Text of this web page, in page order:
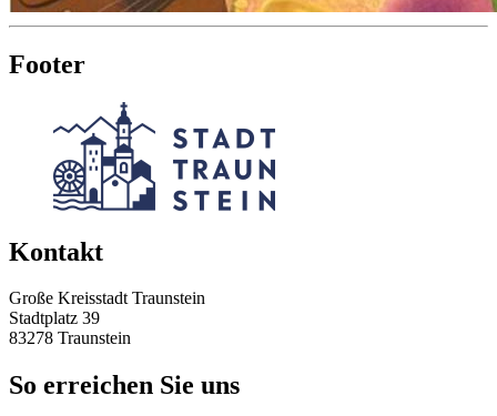
Footer
Kontakt
Große Kreisstadt Traunstein
Stadtplatz 39
83278 Traunstein
So erreichen Sie uns